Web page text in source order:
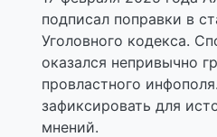
подписал поправки в
Уголовного кодекса.
оказался непривычно
провластного
зафиксировать для
мнений.